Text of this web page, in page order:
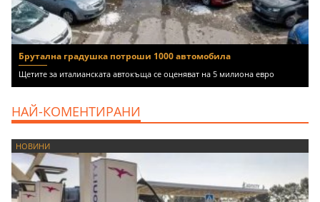
Брутална градушка потроши 1000 автомобила
Щетите за италианската автокъща се оценяват на 5 милиона евро
НАЙ-КОМЕНТИРАНИ
НОВИНИ